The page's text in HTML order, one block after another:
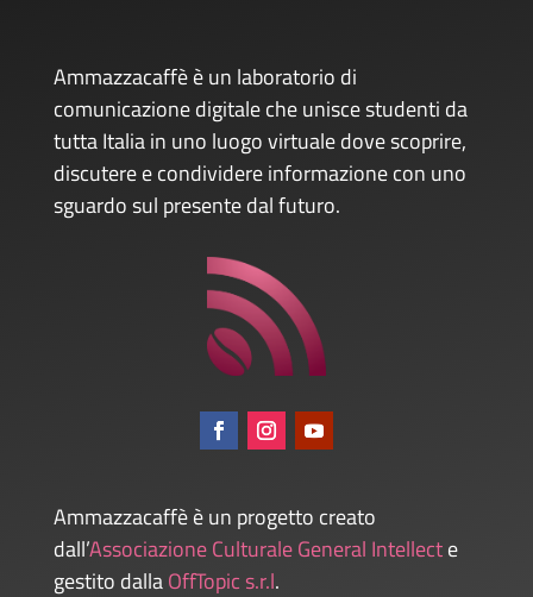
Ammazzacaffè è un laboratorio di
comunicazione digitale che unisce studenti da
tutta Italia in uno luogo virtuale dove scoprire,
discutere e condividere informazione con uno
sguardo sul presente dal futuro.
Ammazzacaffè è un progetto creato
dall’Associazione Culturale General Intellecte
gestito dallaOffTopic s.r.l.